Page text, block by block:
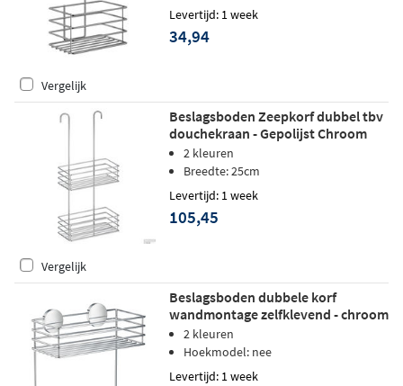
Levertijd: 1 week
34,94
Vergelijk
Beslagsboden Zeepkorf dubbel tbv
douchekraan - Gepolijst Chroom
2 kleuren
Breedte: 25cm
Levertijd: 1 week
105,45
Vergelijk
Beslagsboden dubbele korf
wandmontage zelfklevend - chroom
2 kleuren
Hoekmodel: nee
Levertijd: 1 week